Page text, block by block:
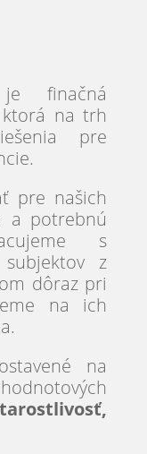
je finačná
ktorá na trh
pre
pre našich
a potrebnú
s
subjektov z
dôraz pri
na ich
na